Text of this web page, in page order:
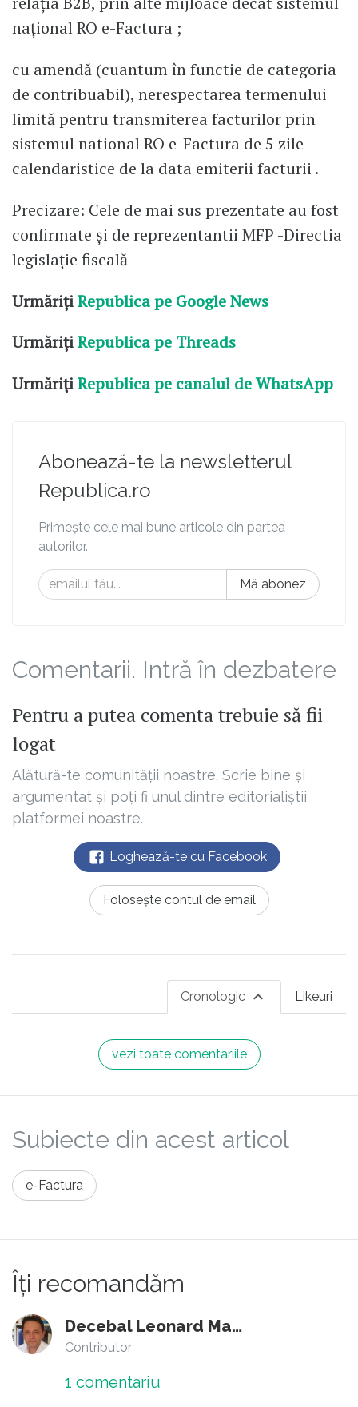
național RO e-Factura ;
cu amendă (cuantum în functie de categoria
de contribuabil), nerespectarea termenului
limită pentru transmiterea facturilor prin
sistemul national RO e-Factura de 5 zile
calendaristice de la data emiterii facturii .
Precizare: Cele de mai sus prezentate au fost
confirmate și de reprezentantii MFP -Directia
legislație fiscală
UrmărițiRepublica pe Google News
UrmărițiRepublica pe Threads
UrmărițiRepublica pe canalul de WhatsApp
Abonează-te la newsletterul
Republica.ro
Primește cele mai bune articole din partea
autorilor.
Mă abonez
Comentarii. Intră în dezbatere
Pentru a putea comenta trebuie să fii
logat
Alătură-te comunității noastre. Scrie bine și
argumentat și poți fi unul dintre editorialiștii
platformei noastre.
Loghează-te cu Facebook
Folosește contul de email
Likeuri
Cronologic
vezi toate comentariile
Subiecte din acest articol
e-Factura
Îți recomandăm
Decebal Leonard Marin
Contributor
1 comentariu